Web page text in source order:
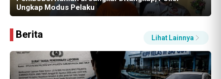
Oknum Polisi RS yang Diduga Terlibat Sejumlah
Kasus Penggelapan
Peristiwa.co
Berita Lihat Lainnya